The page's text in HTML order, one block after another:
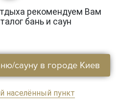
рекомендуем Вам
бань и саун
сауну в городе Киев
населённый пункт